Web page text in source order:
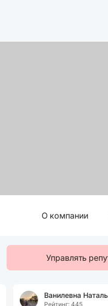
О компании
Управлять
Ванилевна
Рейтинг: 445